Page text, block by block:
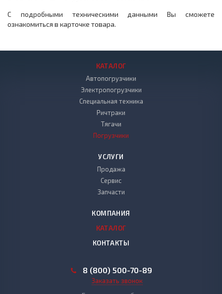
С подробными техническими данными Вы сможете
ознакомиться в карточке товара.
КАТАЛОГ
Автопогрузчики
Электропогрузчики
Специальная техника
Ричтраки
Тягачи
Погрузчики
УСЛУГИ
Продажа
Сервис
Запчасти
КОМПАНИЯ
КАТАЛОГ
КОНТАКТЫ
8 (800) 500-70-89
Заказать звонок